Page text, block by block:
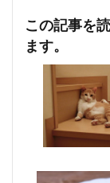
この記事を
ます。